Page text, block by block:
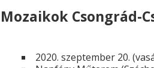
Mozaikok Csongrád-
2020. szeptember 20.